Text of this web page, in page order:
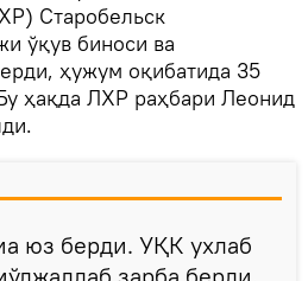
Старобельск
ўқув биноси ва
ҳужум оқибатида 35
ҳақда ЛХР раҳбари Леонид
юз берди. УҚК ухлаб